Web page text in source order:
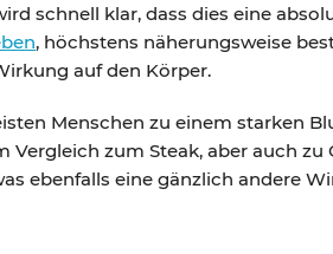
schnell klar, dass dies eine
, höchstens näherungsweise
auf den Körper.
Menschen zu einem starken
Vergleich zum Steak, aber auch
ebenfalls eine gänzlich andere